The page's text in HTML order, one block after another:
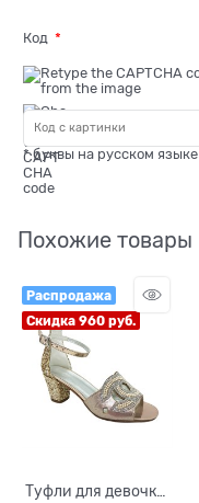
Код
* буквы на русском языке
Похожие товары
Распродажа
Скидка 960 руб.
Туфли для девочки,